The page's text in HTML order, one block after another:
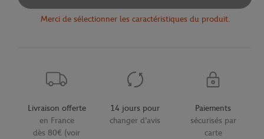
Merci de sélectionner les caractéristiques du produit.
Livraison offerte
en France
dès 80€ (voir
14 jours pour
changer d'avis
Paiements
sécurisés par
carte